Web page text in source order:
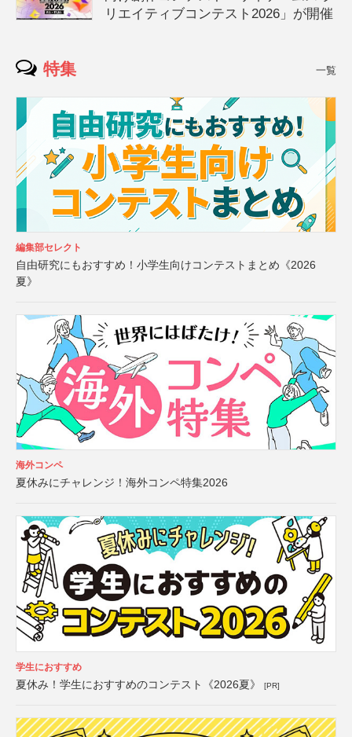
リエイティブコンテスト2026」が開催
特集 一覧
編集部セレクト
自由研究にもおすすめ！小学生向けコンテストまとめ《2026
夏》
海外コンペ
夏休みにチャレンジ！海外コンペ特集2026
学生におすすめ
夏休み！学生におすすめのコンテスト《2026夏》 [PR]